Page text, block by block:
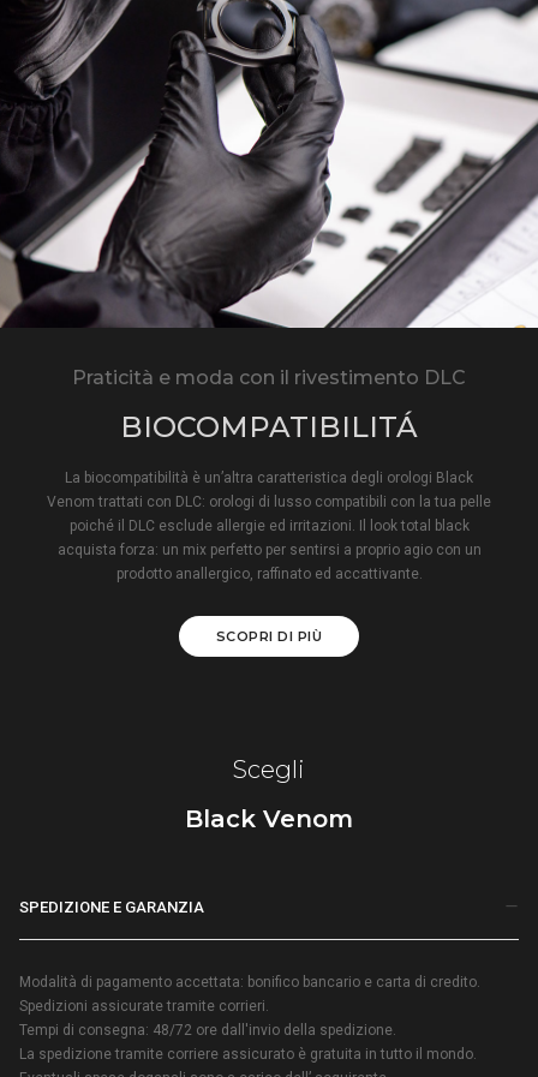
Praticità e moda con il rivestimento DLC
BIOCOMPATIBILITÁ
La biocompatibilità è un’altra caratteristica degli orologi Black
Venom trattati con DLC: orologi di lusso compatibili con la tua pelle
poiché il DLC esclude allergie ed irritazioni. Il look total black
acquista forza: un mix perfetto per sentirsi a proprio agio con un
prodotto anallergico, raffinato ed accattivante.
SCOPRI DI PIÙ
Scegli
Black Venom
SPEDIZIONE E GARANZIA
Modalità di pagamento accettata: bonifico bancario e carta di credito.
Spedizioni assicurate tramite corrieri.
Tempi di consegna: 48/72 ore dall'invio della spedizione.
La spedizione tramite corriere assicurato è gratuita in tutto il mondo.